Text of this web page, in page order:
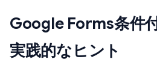
Google Forms条件
実践的なヒント